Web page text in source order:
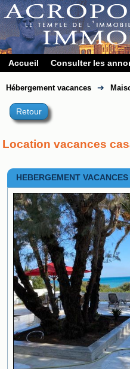
Accueil Consulter les
Hébergement vacances ➔
Retour
Location vacances
HEBERGEMENT VACANCES